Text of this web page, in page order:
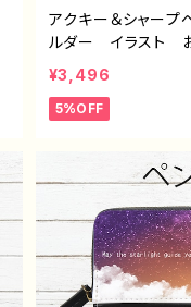
アクキー＆シャー
ルダー イラスト
ズ レディース
綺麗 人気 イラス
ー 絵師 オリジ
ンケース） 作：星
¥3,496
5%OFF